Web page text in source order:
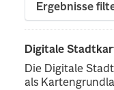
Ergebnisse
Digitale
Die Digitale
als